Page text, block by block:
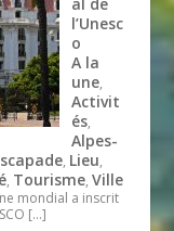
al de
l’Unesc
o
A la
une,
Activit
és,
Alpes-
, Lieu,
, Tourisme,Ville
mondial a inscrit
[…]